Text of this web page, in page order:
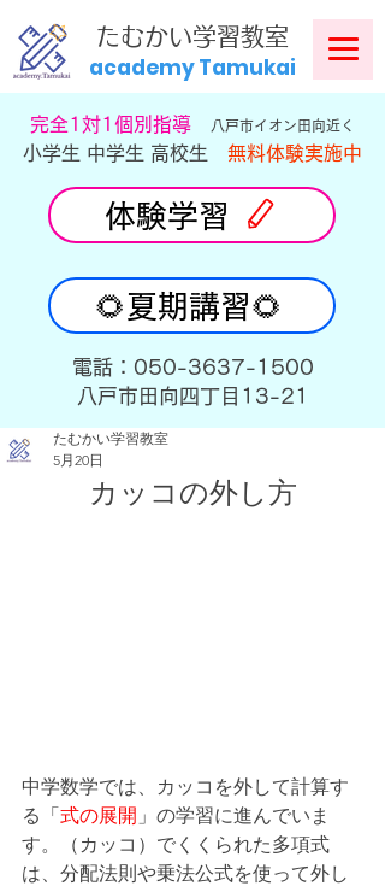
​たむかい学習教室
academy Tamukai
​完全1対1個別指導 八戸市イオン田向近く
小学生 中学生 高校生 無料体験実施中
体験学習
🌻夏期講習🌻
​電話：050-3637-1500
​八戸市田向四丁目13-21
たむかい学習教室
5月20日
カッコの外し方
中学数学では、カッコを外して計算す
る「式の展開 」の学習に進んでいま
す。（カッコ）でくくられた多項式
は、分配法則や乗法公式を使って外し